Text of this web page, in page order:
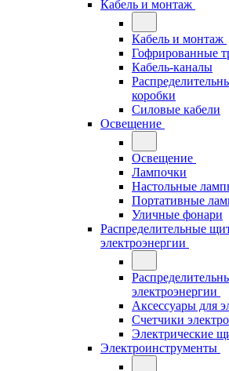
Кабель и монтаж
Кабель и монтаж
Гофрированные
Кабель-каналы
коробки
Силовые кабели
Освещение
Освещение
Лампочки
Настольные
Портативные
Уличные фонари
Распределительные
электроэнергии
электроэнергии
Аксессуары для
Счетчики
Электрические
Электроинструменты